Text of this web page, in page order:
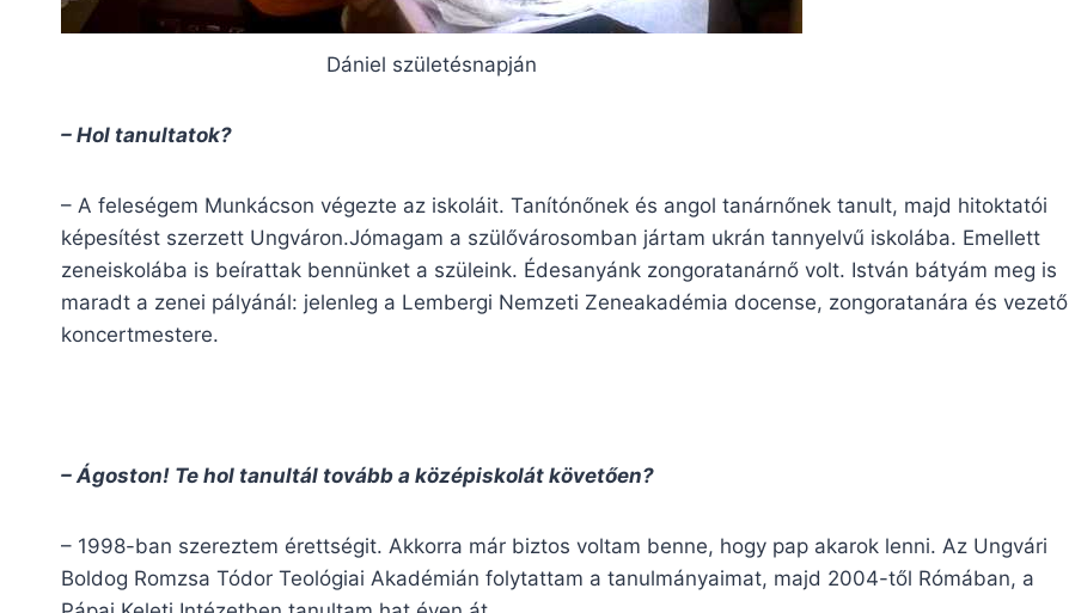
Dániel születésnapján
– Hol tanultatok?
– A feleségem Munkácson végezte az iskoláit. Tanítónőnek és angol tanárnőnek tanult, majd hitoktatói
képesítést szerzett Ungváron.Jómagam a szülővárosomban jártam ukrán tannyelvű iskolába. Emellett
zeneiskolába is beírattak bennünket a szüleink. Édesanyánk zongoratanárnő volt. István bátyám meg is
maradt a zenei pályánál: jelenleg a Lembergi Nemzeti Zeneakadémia docense, zongoratanára és vezető
koncertmestere.
– Ágoston! Te hol tanultál tovább a középiskolát követően?
– 1998-ban szereztem érettségit. Akkorra már biztos voltam benne, hogy pap akarok lenni. Az Ungvári
Boldog Romzsa Tódor Teológiai Akadémián folytattam a tanulmányaimat, majd 2004-től Rómában, a